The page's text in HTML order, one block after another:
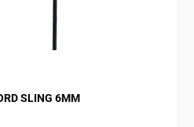
SLING 6MM